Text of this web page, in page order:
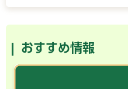
おすすめ情報